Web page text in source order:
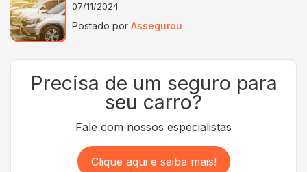
07/11/2024
Postado por Assegurou
Precisa de um seguro para
seu carro?
Fale com nossos especialistas
Clique aqui e saiba mais!